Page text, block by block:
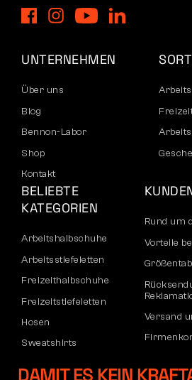
UNTERNEHMEN
Über uns
Blog
Bennon-Labor
Shop
Kontakt
BELIEBTE
KATEGORIEN
Arbeitshalbschuhe
Arbeitsstiefeletten
Freizeithalbschuhe
Freizeitstiefeletten
Hosen
Sweatshirts
Rund um
Vorteile
Versand
DAMIT ES KEIN